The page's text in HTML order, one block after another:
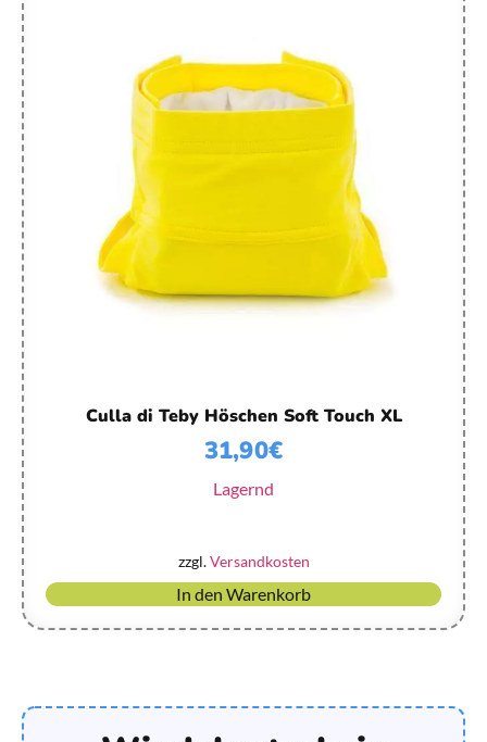
Culla di Teby Höschen Soft Touch XL
31,90€
Lagernd
zzgl.Versandkosten
In den Warenkorb